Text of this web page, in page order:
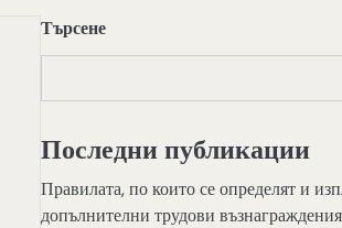
Търсене
Последни публикации
Правилата, по които се определят и
допълнителни трудови